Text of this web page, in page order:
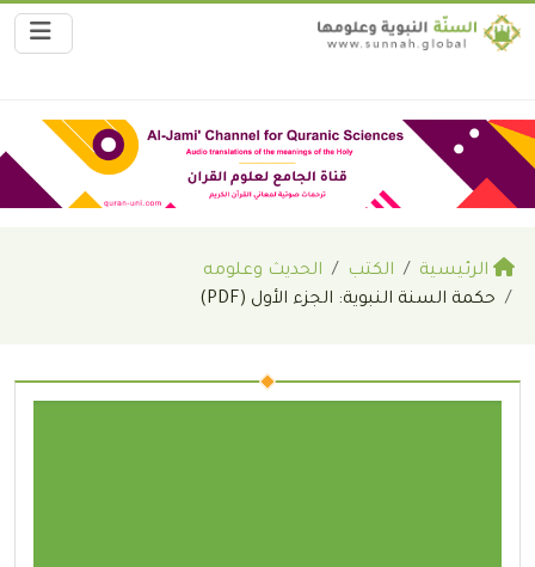
الرئيسية الكتب
الحديث وعلومه
حكمة السنة النبوية: الجزء الأول (PDF)